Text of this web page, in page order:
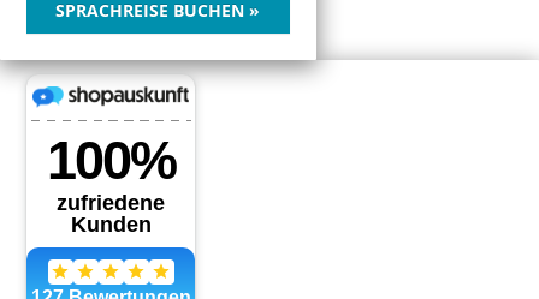
SPRACHREISE BUCHEN »